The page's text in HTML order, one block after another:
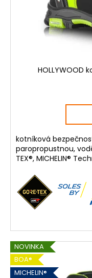
HOLLYWOOD
kotníková
paropropustnou,
TEX®, MICHELIN®
NOVINKA
BOA®
MICHELIN®